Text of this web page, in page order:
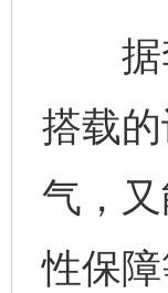
据李
搭载
气，
性保